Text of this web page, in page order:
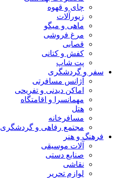
چای و قهوه
زیورآلات
ماهی و میگو
مرغ فروشی
قصابی
کفش و کتانی
پت شاپ
سفر و گردشگری
آژانس مسافرتی
اماکن دیدنی و تفریحی
مهمانسرا و اقامتگاه
هتل
مسافرخانه
مجتمع رفاهی و گردشگری
فرهنگ و هنر
آلات موسیقی
صنایع دستی
نقاشی
لوازم تحریر